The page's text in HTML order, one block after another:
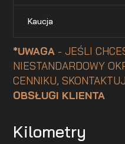
Kaucja
*UWAGA - JEŚLI
NIESTANDARDOWY
CENNIKU,
OBSŁUGI KLIENTA
Kilometry